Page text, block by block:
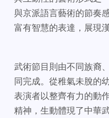
與京派語言藝術的節奏
富有智慧的表達，展現
武術節目則由不同族裔
同完成。從稚氣未脫的
表演者以整齊有力的動
精神，生動體現了中華